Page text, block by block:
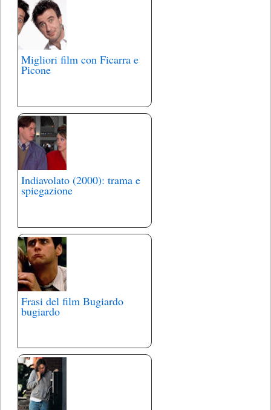
Migliori film con Ficarra e
Picone
Indiavolato (2000): trama e
spiegazione
Frasi del film Bugiardo
bugiardo